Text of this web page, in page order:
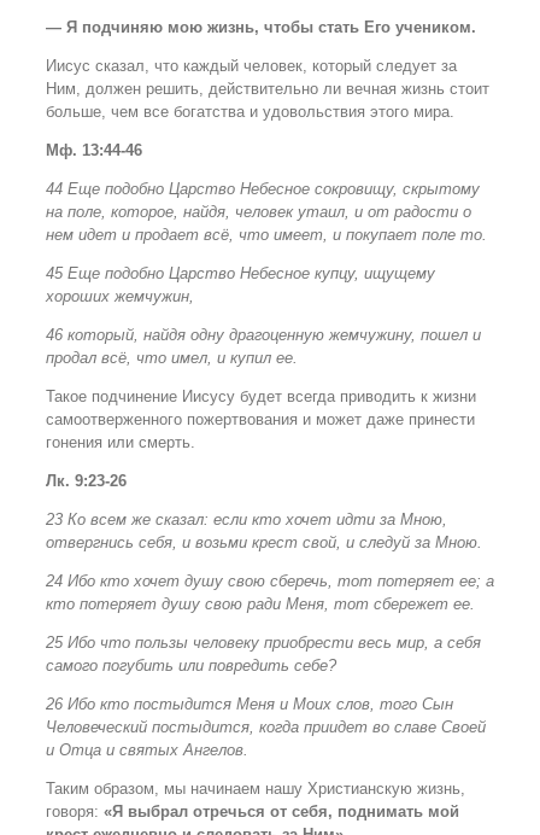
— Я подчиняю мою жизнь, чтобы стать Его учеником.
Иисус сказал, что каждый человек, который следует за
Ним, должен решить, действительно ли вечная жизнь стоит
больше, чем все богатства и удовольствия этого мира.
Мф. 13:44-46
44 Еще подобно Царство Небесное сокровищу, скрытому
на поле, которое, найдя, человек утаил, и от радости о
нем идет и продает всё, что имеет, и покупает поле то.
45 Еще подобно Царство Небесное купцу, ищущему
хороших жемчужин,
46 который, найдя одну драгоценную жемчужину, пошел и
продал всё, что имел, и купил ее.
Такое подчинение Иисусу будет всегда приводить к жизни
самоотверженного пожертвования и может даже принести
гонения или смерть.
Лк. 9:23-26
23 Ко всем же сказал: если кто хочет идти за Мною,
отвергнись себя, и возьми крест свой, и следуй за Мною.
24 Ибо кто хочет душу свою сберечь, тот потеряет ее; а
кто потеряет душу свою ради Меня, тот сбережет ее.
25 Ибо что пользы человеку приобрести весь мир, а себя
самого погубить или повредить себе?
26 Ибо кто постыдится Меня и Моих слов, того Сын
Человеческий постыдится, когда приидет во славе Своей
и Отца и святых Ангелов.
Таким образом, мы начинаем нашу Христианскую жизнь,
говоря: «Я выбрал отречься от себя, поднимать мой